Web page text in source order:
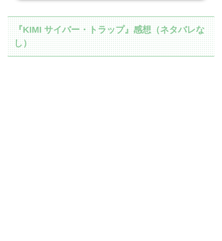
『KIMI サイバー・トラップ』感想（ネタバレな
し）